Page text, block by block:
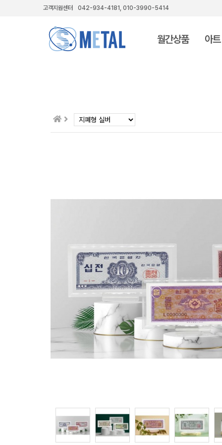
고객지원센터 042-934-4181, 010-3990-5414
월간상품 아